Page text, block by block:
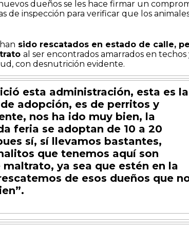
dueños se les hace firmar un
de inspección para verificar que los
sido rescatados en estado de calle,
al ser encontrados amarrados en techos
con desnutrición evidente.
esta administración, esta es la
adopción, es de perritos y
nos ha ido muy bien, la
feria se adoptan de 10 a 20
sí, sí llevamos bastantes,
que tenemos aquí son
ya sea que estén en la
de esos dueños que